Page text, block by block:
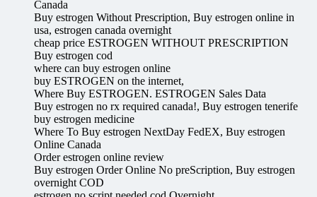
Canada
Buy estrogen Without Prescription, Buy estrogen online in
usa, estrogen canada overnight
cheap price ESTROGEN WITHOUT PRESCRIPTION
Buy estrogen cod
where can buy estrogen online
buy ESTROGEN on the internet,
Where Buy ESTROGEN. ESTROGEN Sales Data
Buy estrogen no rx required canada!, Buy estrogen tenerife
buy estrogen medicine
Where To Buy estrogen NextDay FedEX, Buy estrogen
Online Canada
Order estrogen online review
Buy estrogen Order Online No preScription, Buy estrogen
overnight COD